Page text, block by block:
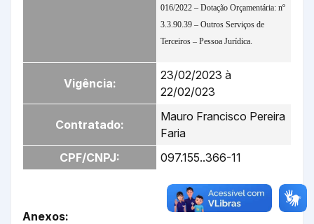
016/2022 – Dotação Orçamentária: nº
3.3.90.39 – Outros Serviços de
Terceiros – Pessoa Jurídica.
Vigência:
23/02/2023 à
22/02/023
Contratado:
Mauro Francisco Pereira
Faria
CPF/CNPJ:
097.155..366-11
Anexos: